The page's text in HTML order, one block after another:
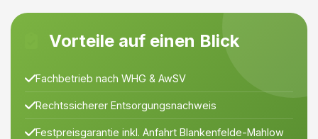
Vorteile auf einen Blick
Fachbetrieb nach WHG & AwSV
Rechtssicherer Entsorgungsnachweis
Festpreisgarantie inkl. Anfahrt Blankenfelde-Mahlow